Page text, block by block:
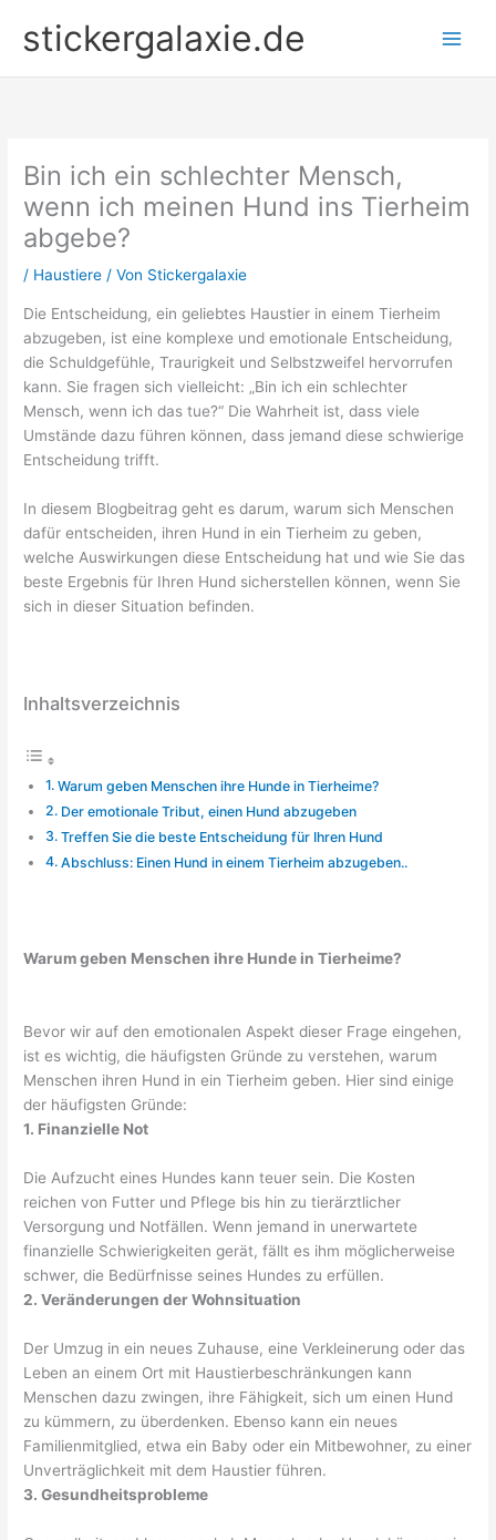
Inhaltstickergalaxie.de
Bin ich ein schlechter Mensch,
wenn ich meinen Hund ins Tierheim
abgebe?
/ Haustiere / Von Stickergalaxie
Die Entscheidung, ein geliebtes Haustier in einem Tierheim
abzugeben, ist eine komplexe und emotionale Entscheidung,
die Schuldgefühle, Traurigkeit und Selbstzweifel hervorrufen
kann. Sie fragen sich vielleicht: „Bin ich ein schlechter
Mensch, wenn ich das tue?“ Die Wahrheit ist, dass viele
Umstände dazu führen können, dass jemand diese schwierige
Entscheidung trifft.
In diesem Blogbeitrag geht es darum, warum sich Menschen
dafür entscheiden, ihren Hund in ein Tierheim zu geben,
welche Auswirkungen diese Entscheidung hat und wie Sie das
beste Ergebnis für Ihren Hund sicherstellen können, wenn Sie
sich in dieser Situation befinden.
Inhaltsverzeichnis
Warum geben Menschen ihre Hunde in Tierheime?
Der emotionale Tribut, einen Hund abzugeben
Treffen Sie die beste Entscheidung für Ihren Hund
Abschluss: Einen Hund in einem Tierheim abzugeben..
Warum geben Menschen ihre Hunde in Tierheime?
Bevor wir auf den emotionalen Aspekt dieser Frage eingehen,
ist es wichtig, die häufigsten Gründe zu verstehen, warum
Menschen ihren Hund in ein Tierheim geben. Hier sind einige
der häufigsten Gründe:
1. Finanzielle Not
Die Aufzucht eines Hundes kann teuer sein. Die Kosten
reichen von Futter und Pflege bis hin zu tierärztlicher
Versorgung und Notfällen. Wenn jemand in unerwartete
finanzielle Schwierigkeiten gerät, fällt es ihm möglicherweise
schwer, die Bedürfnisse seines Hundes zu erfüllen.
2. Veränderungen der Wohnsituation
Der Umzug in ein neues Zuhause, eine Verkleinerung oder das
Leben an einem Ort mit Haustierbeschränkungen kann
Menschen dazu zwingen, ihre Fähigkeit, sich um einen Hund
zu kümmern, zu überdenken. Ebenso kann ein neues
Familienmitglied, etwa ein Baby oder ein Mitbewohner, zu einer
Unverträglichkeit mit dem Haustier führen.
3. Gesundheitsprobleme